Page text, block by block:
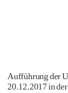
Aufführung der
20.12.2017 in